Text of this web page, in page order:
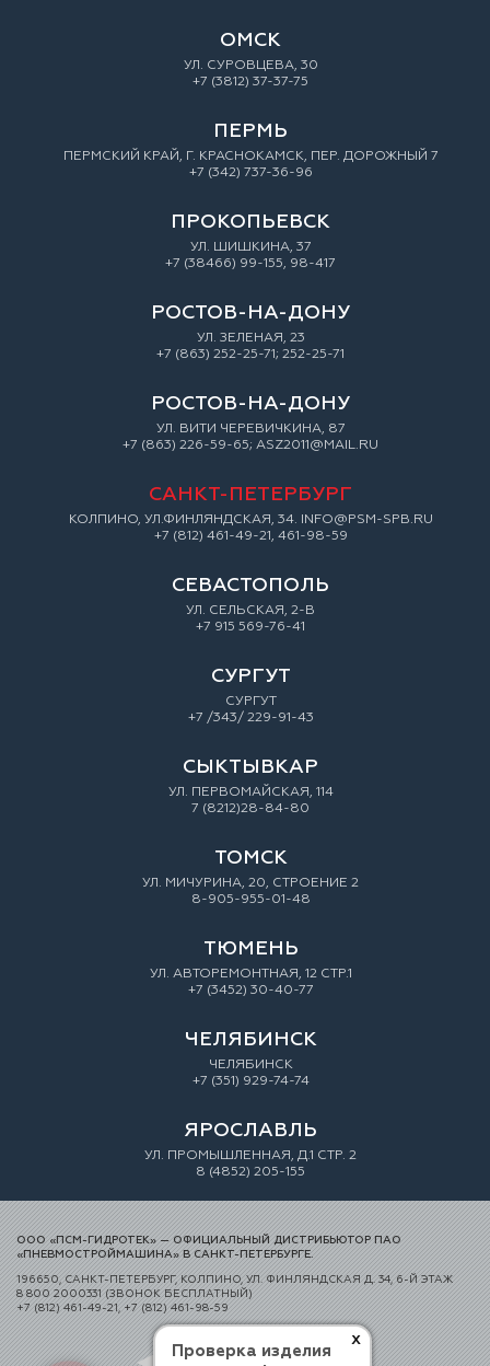
ОМСК
УЛ. СУРОВЦЕВА, 30
+7 (3812) 37-37-75
ПЕРМЬ
ПЕРМСКИЙ КРАЙ, Г. КРАСНОКАМСК, ПЕР. ДОРОЖНЫЙ 7
+7 (342) 737-36-96
ПРОКОПЬЕВСК
УЛ. ШИШКИНА, 37
+7 (38466) 99-155, 98-417
РОСТОВ-НА-ДОНУ
УЛ. ЗEЛEНAЯ, 23
+7 (863) 252-25-71; 252-25-71
РОСТОВ-НА-ДОНУ
УЛ. ВИТИ ЧЕРЕВИЧКИНА, 87
+7 (863) 226-59-65; ASZ2011@MAIL.RU
САНКТ-ПЕТЕРБУРГ
КОЛПИНО, УЛ.ФИНЛЯНДСКАЯ, 34. INFO@PSM-SPB.RU
+7 (812) 461-49-21, 461-98-59
СЕВАСТОПОЛЬ
УЛ. СЕЛЬСКАЯ, 2-В
+7 915 569-76-41
СУРГУТ
СУРГУТ
+7 /343/ 229-91-43
СЫКТЫВКАР
УЛ. ПЕРВОМАЙСКАЯ, 114
7 (8212)28-84-80
ТОМСК
УЛ. МИЧУРИНА, 20, СТРОЕНИЕ 2
8-905-955-01-48
ТЮМЕНЬ
УЛ. АВТОРЕМОНТНАЯ, 12 СТР.1
+7 (3452) 30-40-77
ЧЕЛЯБИНСК
ЧЕЛЯБИНСК
+7 (351) 929-74-74
ЯРОСЛАВЛЬ
УЛ. ПРОМЫШЛЕННАЯ, Д.1 СТР. 2
8 (4852) 205-155
ООО «ПСМ-ГИДРОТЕК» — ОФИЦИАЛЬНЫЙ ДИСТРИБЬЮТОР ПАО
«ПНЕВМОСТРОЙМАШИНА» В САНКТ-ПЕТЕРБУРГЕ.
196650, САНКТ-ПЕТЕРБУРГ, КОЛПИНО, УЛ. ФИНЛЯНДСКАЯ Д. 34, 6-Й ЭТАЖ
8 800 2000331 (ЗВОНОК БЕСПЛАТНЫЙ)
+7 (812) 461-49-21, +7 (812) 461-98-59
x
Проверка изделия